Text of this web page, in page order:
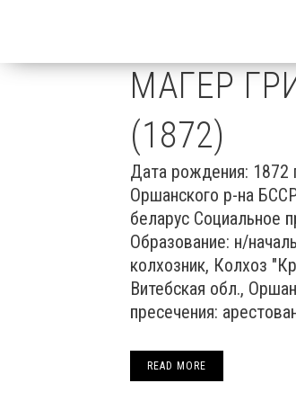
МАГЕР
(1872)
Дата рождения:
Оршанского р-на
беларус Социальное
Образование: н/
колхозник, Колхоз
Витебская обл.,
пресечения:
READ MORE